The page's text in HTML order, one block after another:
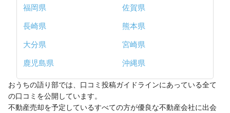
福岡県
佐賀県
長崎県
熊本県
大分県
宮崎県
鹿児島県
沖縄県
おうちの語り部では、口コミ投稿ガイドラインにあっている全て
の口コミを公開しています。
不動産売却を予定しているすべての方が優良な不動産会社に出会